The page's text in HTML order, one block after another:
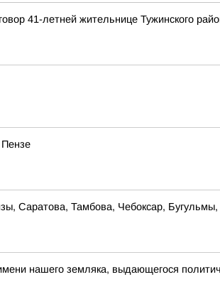
41-летней жительнице Тужинского
Саратова, Тамбова, Чебоксар,
нашего земляка, выдающегося